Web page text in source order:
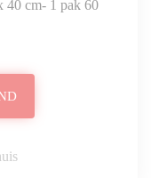
40 cm- 1 pak 60